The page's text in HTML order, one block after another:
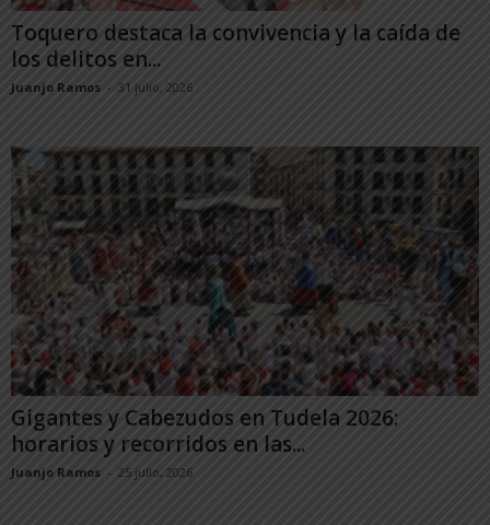
Toquero destaca la convivencia y la caída de
los delitos en...
Juanjo Ramos - 31 julio, 2026
Gigantes y Cabezudos en Tudela 2026:
horarios y recorridos en las...
Juanjo Ramos - 25 julio, 2026